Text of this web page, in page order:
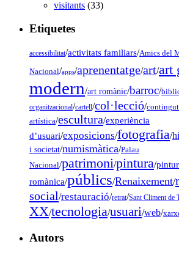
visitants (33)
Etiquetes
accessibilitat/activitats familiars/Amics del
Nacional/apps/aprenentatge/art/art
modern/art romànic/barroc/
organitzacional/cartell/col·lecció/
artística/escultura/experiència
d’usuari/exposicions/fotografia/
i societat/numismàtica/Palau
Nacional/patrimoni/pintura/
romànica/públics/Renaixement/
social/restauració/retrat/Sant Climent de
XX/tecnologia/usuari/web/
Autors